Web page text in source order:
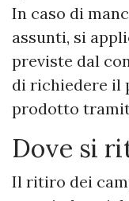
In caso di
assunti, si
previste dal
di richiedere il
prodotto
Dove si
Il ritiro dei